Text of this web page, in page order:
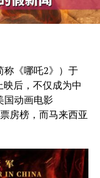
称《哪吒2》）于
后，不仅成为中
国动画电影
房榜，而马来西亚